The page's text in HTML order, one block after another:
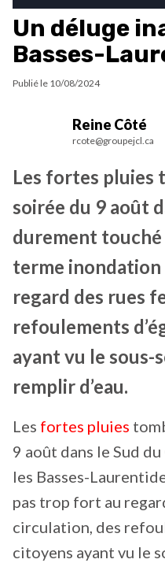
Un déluge
Basses-
Publié le 10/08/2024
Reine Côté
rcote@groupejcl.ca
Les fortes pluies
soirée du 9 août
durement touché
terme inondation
regard des rues
refoulements
ayant vu le sous-
remplir d’eau.
Les fortes pluies
9 août dans le Sud
les Basses-
pas trop fort au
circulation, des
citoyens ayant vu le